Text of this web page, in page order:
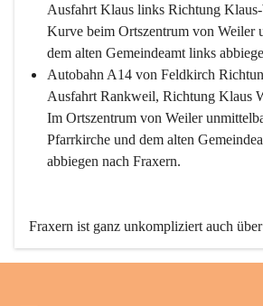
Ausfahrt Klaus links Richtung
Kurve beim Ortszentrum von Weiler
dem alten Gemeindeamt links
Autobahn A14 von Feldkirch
Ausfahrt Rankweil, Richtung Klaus
Im Ortszentrum von Weiler
Pfarrkirche und dem alten
abbiegen nach Fraxern.
Fraxern ist ganz unkompliziert auch
den öffentlichen Verkehrsmitteln zu